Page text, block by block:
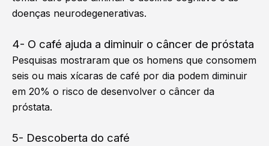
doenças neurodegenerativas.
4- O café ajuda a diminuir o câncer de próstata
Pesquisas mostraram que os homens que consomem
seis ou mais xícaras de café por dia podem diminuir
em 20% o risco de desenvolver o câncer da
próstata.
5- Descoberta do café